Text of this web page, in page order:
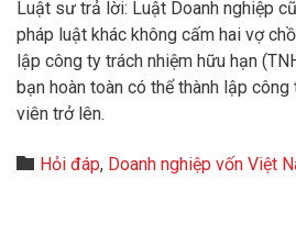
Luật sư trả lời: Luật Doanh nghiệp
pháp luật khác không cấm hai vợ
lập công ty trách nhiệm hữu hạn
bạn hoàn toàn có thể thành lập
viên trở lên.
 Category
Hỏi đáp, Doanh nghiệp vốn Việt